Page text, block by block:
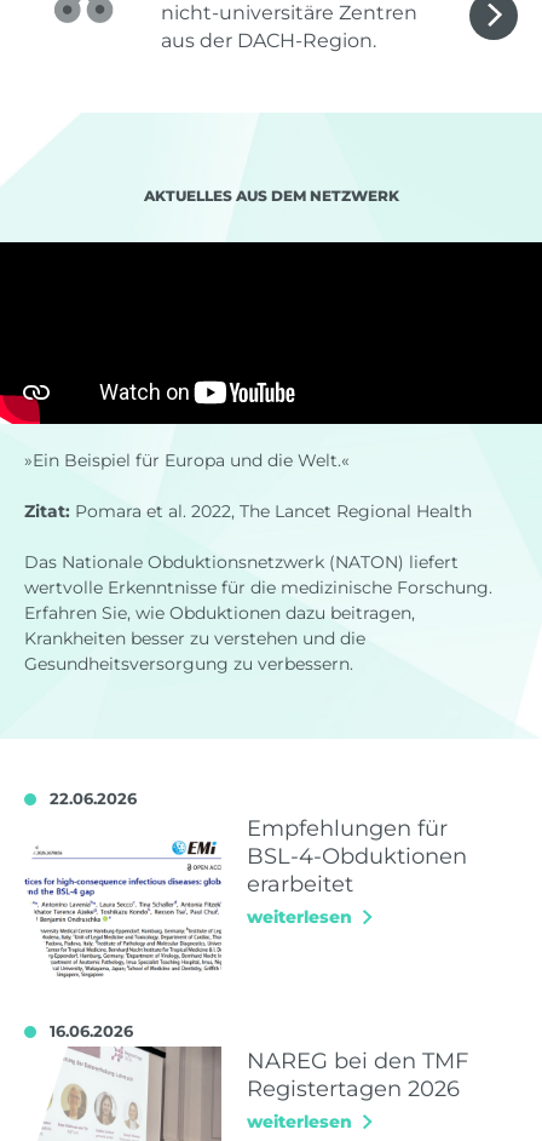
nicht‑universitäre Zentren
aus der DACH‑Region.
AKTUELLES AUS DEM NETZWERK
»Ein Beispiel für Europa und die Welt.«
Zitat: Pomara et al. 2022, The Lancet Regional Health
Das Nationale Obduktionsnetzwerk (NATON) liefert
wertvolle Erkenntnisse für die medizinische Forschung.
Erfahren Sie, wie Obduktionen dazu beitragen,
Krankheiten besser zu verstehen und die
Gesundheitsversorgung zu verbessern.
22.06.2026
Empfehlungen für
BSL-4-Obduktionen
erarbeitet
weiterlesen
16.06.2026
NAREG bei den TMF
Registertagen 2026
weiterlesen